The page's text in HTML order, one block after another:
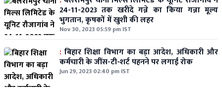
24-11-2023 तक खरीदे गन्ने का किया गन्ना मूल्य
भुगतान, कृषकों में खुशी की लहर
Nov 30, 2023 05:59 pm IST
: बिहार शिक्षा विभाग का बड़ा आदेश, अधिकारी और
कर्मचारी के जींस-टी-शर्ट पहनने पर लगाई रोक
Jun 29, 2023 02:40 pm IST